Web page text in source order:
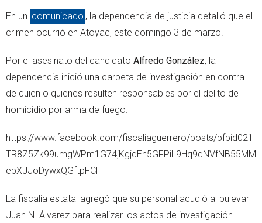
En un comunicado , la dependencia de justicia detalló que el
crimen ocurrió en Atoyac, este domingo 3 de marzo.
Por el asesinato del candidato Alfredo González, la
dependencia inició una carpeta de investigación en contra
de quien o quienes resulten responsables por el delito de
homicidio por arma de fuego.
https://www.facebook.com/fiscaliaguerrero/posts/pfbid021
TR8Z5Zk99umgWPm1G74jKgjdEn5GFPiL9Hq9dNVfNB55MM
ebXJJoDywxQGftpFCl
La fiscalía estatal agregó que su personal acudió al bulevar
Juan N. Álvarez para realizar los actos de investigación